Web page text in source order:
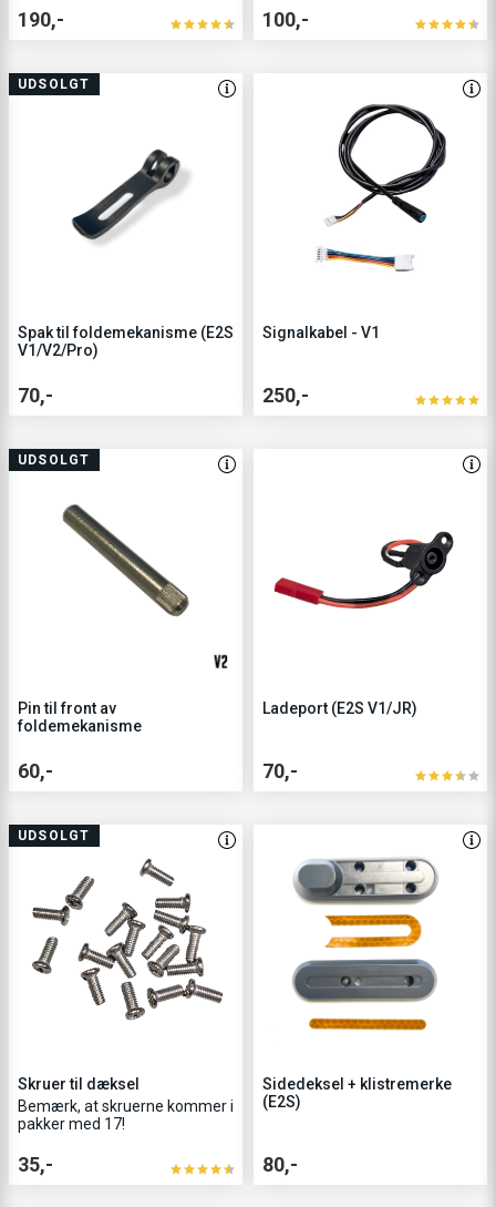
190,- 100,-
UDSOLGT
Spak til foldemekanisme (E2S
V1/V2/Pro)
70,-
Signalkabel - V1
250,-
UDSOLGT
Pin til front av
foldemekanisme
60,-
Ladeport (E2S V1/JR)
70,-
UDSOLGT
Skruer til dæksel
Bemærk, at skruerne kommer i
pakker med 17!
35,-
Sidedeksel + klistremerke
(E2S)
80,-